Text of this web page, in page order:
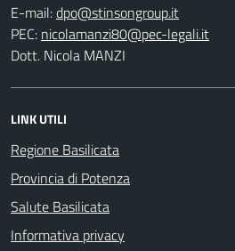
E-mail:
PEC:
Dott. Nicola MANZI
LINK UTILI
Regione Basilicata
Provincia di Potenza
Salute Basilicata
Informativa privacy